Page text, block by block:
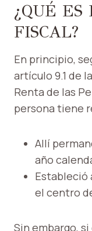
¿QUÉ ES
FISCAL?
En principio,
artículo 9.1 de
Renta de las
persona tiene
Allí
año
Estableció
el centro
Sin embargo,